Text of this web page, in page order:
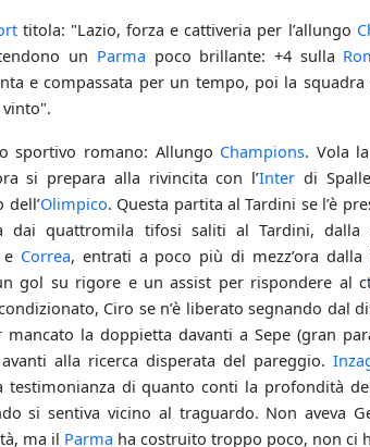
titola: "Lazio, forza e cattiveria per l’allungo
un Parma poco brillante: +4 sulla
e compassata per un tempo, poi la squadra
sportivo romano: Allungo Champions. Vola
si prepara alla rivincita con l’Inter di
dell’Olimpico. Questa partita al Tardini se l’è
dai quattromila tifosi saliti al Tardini, dalla
e Correa, entrati a poco più di mezz’ora dalla
gol su rigore e un assist per rispondere al
Ciro se n’è liberato segnando dal
la doppietta davanti a Sepe (gran
alla ricerca disperata del pareggio.
testimonianza di quanto conti la profondità
si sentiva vicino al traguardo. Non aveva
ma il Parma ha costruito troppo poco, non ci